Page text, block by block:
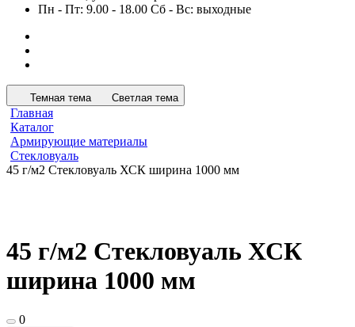
Пн - Пт: 9.00 - 18.00 Сб - Вс: выходные
Темная тема Светлая тема
Главная
Каталог
Армирующие материалы
Стекловуаль
45 г/м2 Стекловуаль ХСК ширина 1000 мм
45 г/м2 Стекловуаль ХСК
ширина 1000 мм
0